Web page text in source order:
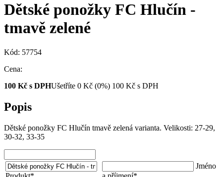
Dětské ponožky FC Hlučín -
tmavě zelené
Kód: 57754
Cena:
100 Kč s DPHUšetříte 0 Kč (0%) 100 Kč s DPH
Popis
Dětské ponožky FC Hlučín tmavě zelená varianta. Velikosti: 27-29,
30-32, 33-35
Jméno